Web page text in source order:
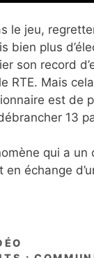
le jeu,
bien plus
son record
RTE. Mais
est de
13
qui a
échange